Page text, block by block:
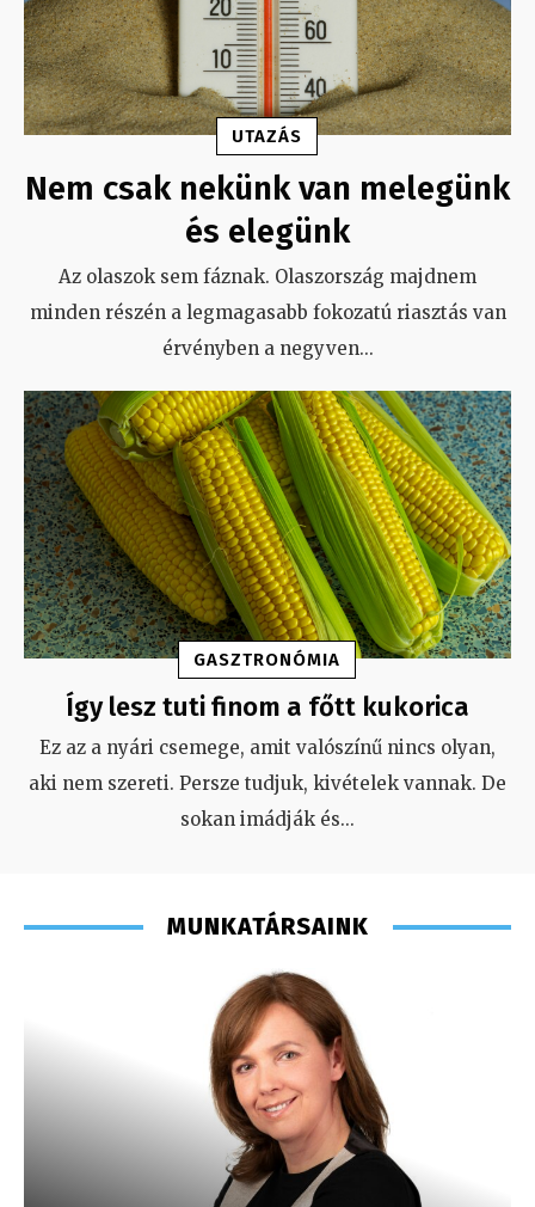
UTAZÁS
Nem csak nekünk van melegünk
és elegünk
Az olaszok sem fáznak. Olaszország majdnem
minden részén a legmagasabb fokozatú riasztás van
érvényben a negyven...
GASZTRONÓMIA
Így lesz tuti finom a főtt kukorica
Ez az a nyári csemege, amit valószínű nincs olyan,
aki nem szereti. Persze tudjuk, kivételek vannak. De
sokan imádják és...
MUNKATÁRSAINK